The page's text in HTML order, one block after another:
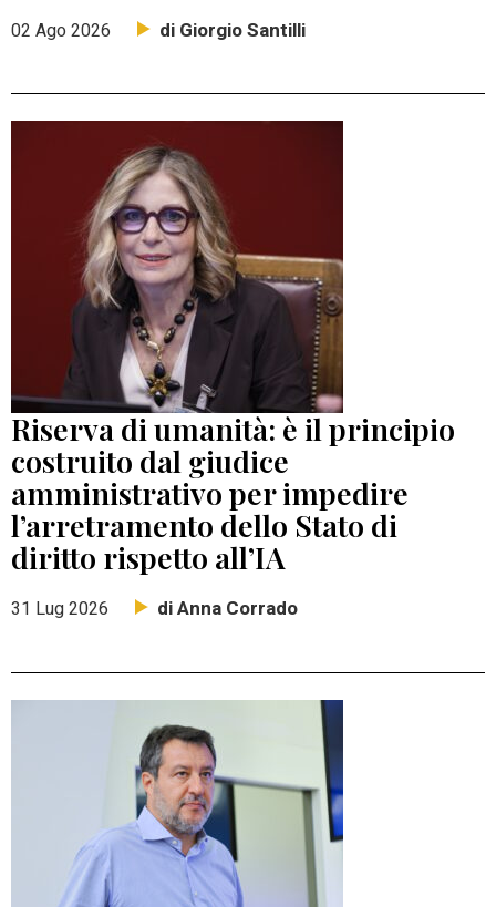
02 Ago 2026 di Giorgio Santilli
Riserva di umanità: è il principio
costruito dal giudice
amministrativo per impedire
l’arretramento dello Stato di
diritto rispetto all’IA
31 Lug 2026 di Anna Corrado